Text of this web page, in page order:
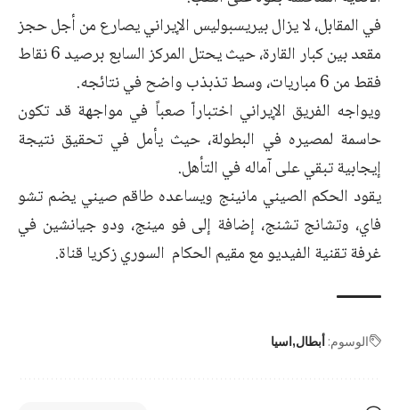
في المقابل، لا يزال بيريسبوليس الإيراني يصارع من أجل حجز
مقعد بين كبار القارة، حيث يحتل المركز السابع برصيد 6 نقاط
فقط من 6 مباريات، وسط تذبذب واضح في نتائجه.
ويواجه الفريق الإيراني اختباراّ صعباً في مواجهة قد تكون
حاسمة لمصيره في البطولة، حيث يأمل في تحقيق نتيجة
إيجابية تبقي على آماله في التأهل.
يقود الحكم الصيني مانينج ويساعده طاقم صيني يضم تشو
فاي، وتشانج تشنج، إضافة إلى فو مينج، ودو جيانشين في
غرفة تقنية الفيديو مع مقيم الحكام السوري زكريا قناة.
الوسوم: أبطال اسيا